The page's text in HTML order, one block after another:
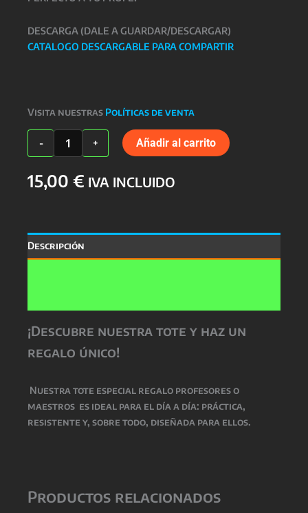
DESCARGA (DALE A GUARDAR/DESCARGAR)
CATALOGO DESCARGABLE PARA COMPARTIR
Visita nuestras Políticas de venta
-
Especial
Profesores
+ Añadir al carrito
15,00 € IVA INCLUIDO
Descripción
¡Descubre nuestra tote y haz un
regalo único!
Nuestratote especial regalo profesores o
maestros es ideal para el día a día: práctica,
resistente y, sobre todo, diseñada para ellos.
Productos relacionados